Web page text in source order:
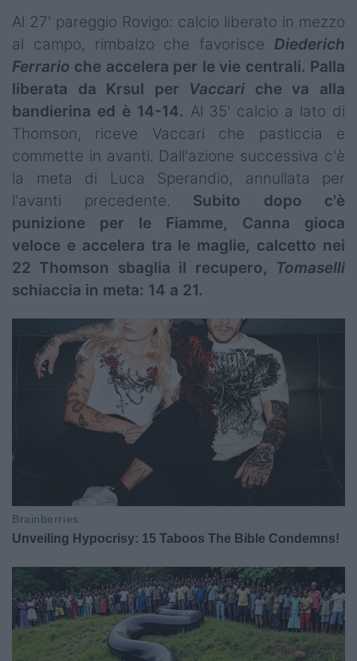
Al 27' pareggio Rovigo: calcio liberato in mezzo
al campo, rimbalzo che favorisce
Diederich
Ferrario che accelera per le vie centrali. Palla
liberata da Krsul per Vaccari che va alla
bandierina ed è 14-14. Al 35' calcio a lato di
Thomson, riceve Vaccari che pasticcia e
commette in avanti. Dall'azione successiva c'è
la meta di Luca Sperandio, annullata per
l'avanti precedente. Subito dopo c'è
punizione per le Fiamme, Canna gioca
veloce e accelera tra le maglie, calcetto nei
22 Thomson sbaglia il recupero, Tomaselli
schiaccia in meta: 14 a 21.